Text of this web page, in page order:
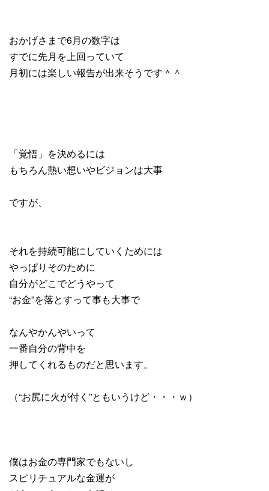
おかげさまで6月の数字は
すでに先月を上回っていて
月初には楽しい報告が出来そうです＾＾
「覚悟」を決めるには
もちろん熱い想いやビジョンは大事
ですが、
それを持続可能にしていくためには
やっぱりそのために
自分がどこでどうやって
“お金”を落とすって事も大事で
なんやかんやいって
一番自分の背中を
押してくれるものだと思います。
（“お尻に火が付く”ともいうけど・・・ｗ）
僕はお金の専門家でもないし
スピリチュアルな金運が